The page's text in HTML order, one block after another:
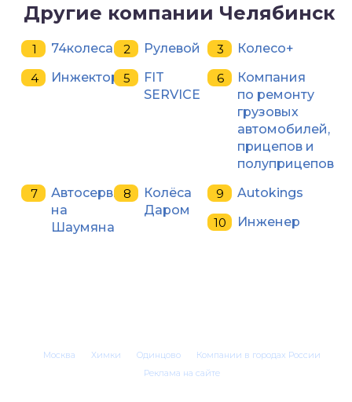
Другие компании Челябинск
74колеса.ru Рулевой
Колесо+
Инжектор
FIT
SERVICE
Компания
по ремонту
грузовых
автомобилей,
прицепов и
полуприцепов
Автосервис
на
Шаумяна
Колёса
Даром
Autokings
Инженер
Москва Химки Одинцово
Компании в городах России
Реклама на сайте